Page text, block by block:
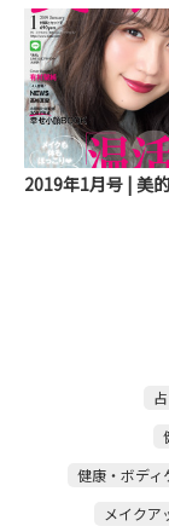
2019年1月号 | 美
健康・ボディ
メイクア